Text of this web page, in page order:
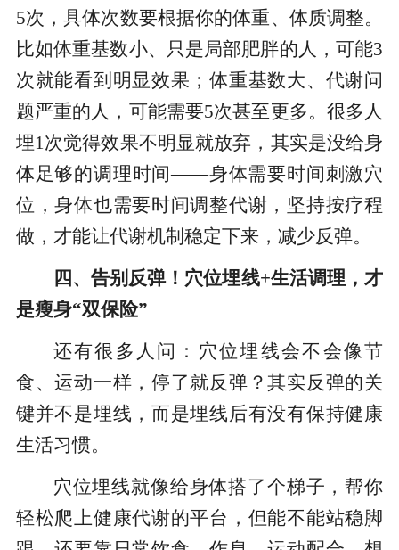
5次，具体次数要根据你的体重、体质调整。
比如体重基数小、只是局部肥胖的人，可能3
次就能看到明显效果；体重基数大、代谢问
题严重的人，可能需要5次甚至更多。很多人
埋1次觉得效果不明显就放弃，其实是没给身
体足够的调理时间——身体需要时间刺激穴
位，身体也需要时间调整代谢，坚持按疗程
做，才能让代谢机制稳定下来，减少反弹。
四、告别反弹！穴位埋线+生活调理，才
是瘦身“双保险”
还有很多人问：穴位埋线会不会像节
食、运动一样，停了就反弹？其实反弹的关
键并不是埋线，而是埋线后有没有保持健康
生活习惯。
穴位埋线就像给身体搭了个梯子，帮你
轻松爬上健康代谢的平台，但能不能站稳脚